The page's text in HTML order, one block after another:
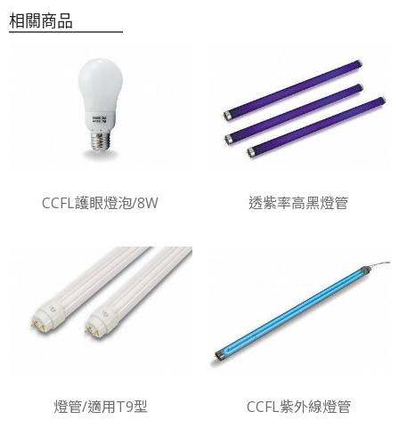
相關商品
CCFL護眼燈泡/8W 透紫率高黑燈管
燈管/適用T9型 CCFL紫外線燈管